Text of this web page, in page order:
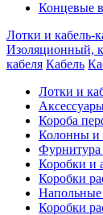
Концевые
Лотки и кабель-
Изоляционный,
кабеля Кабель
Лотки и
Короба
Колонны и
Фурнитура
Коробки и
Коробки
Коробки